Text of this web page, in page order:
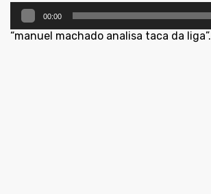
Reprodutor
de
áudio
00:00
“manuel machado analisa taca da liga”.